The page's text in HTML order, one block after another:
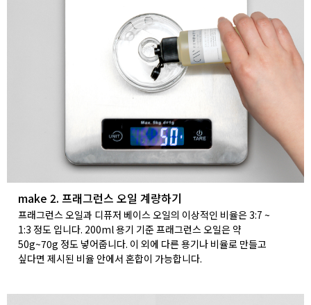
make 2. 프래그런스 오일 계량하기
프래그런스 오일과 디퓨저 베이스 오일의 이상적인 비율은 3:7 ~
1:3 정도 입니다. 200ml 용기 기준 프래그런스 오일은 약
50g~70g 정도 넣어줍니다. 이 외에 다른 용기나 비율로 만들고
싶다면 제시된 비율 안에서 혼합이 가능합니다.